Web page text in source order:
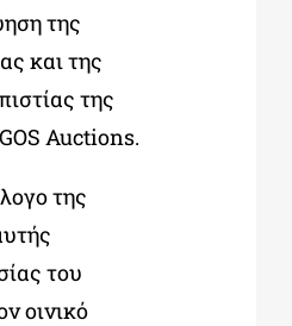
της
και της
της
Auctions.
της
του
οινικό